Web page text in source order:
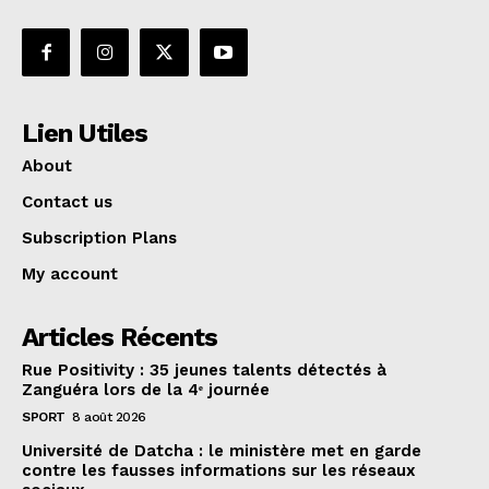
Lien Utiles
About
Contact us
Subscription Plans
My account
Articles Récents
Rue Positivity : 35 jeunes talents détectés à
Zanguéra lors de la 4ᵉ journée
SPORT 8 août 2026
Université de Datcha : le ministère met en garde
contre les fausses informations sur les réseaux